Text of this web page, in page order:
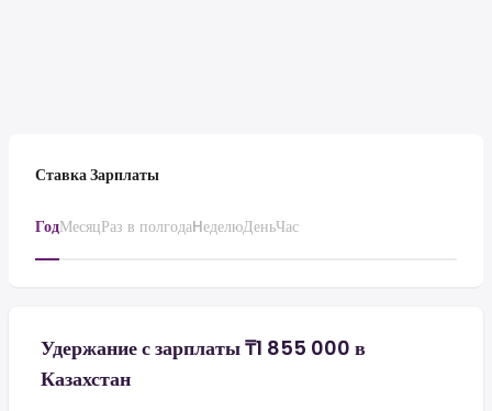
Ставка Зарплаты
ГодМесяцРаз в полгодаHеделюДеньЧас
Удержание с зарплаты ₸1 855 000 в
Казахстан